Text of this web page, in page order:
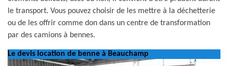
le transport. Vous pouvez choisir de les mettre à la déchetterie
ou de les offrir comme don dans un centre de transformation
par des camions à bennes.
Le devis location de benne à Beauchamp